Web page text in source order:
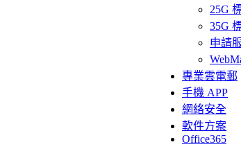
25G
35G
申請
專業雲電郵
手機 APP
網絡安全
軟件方案
Office365